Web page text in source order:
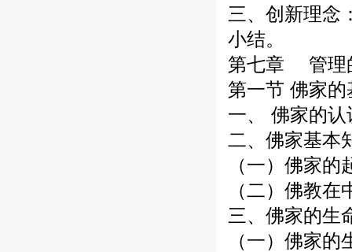
三、创新理念
小结。
第七章 管理
第一节 佛家
一、 佛家的认
二、佛家基本
（一）佛家的
（二）佛教
三、佛家的生
（一）佛家的